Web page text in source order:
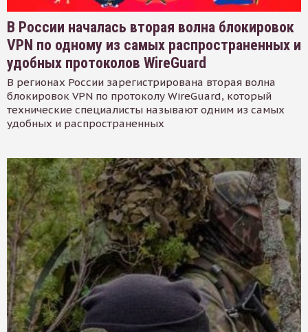
В России началась вторая волна блокировок
VPN по одному из самых распространенных и
удобных протоколов WireGuard
В регионах России зарегистрирована вторая волна
блокировок VPN по протоколу WireGuard, который
технические специалисты называют одним из самых
удобных и распространенных